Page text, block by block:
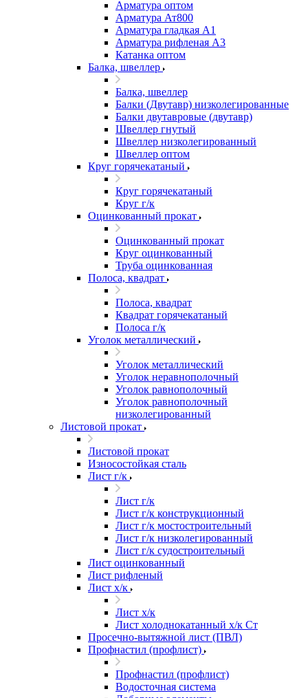
Арматура оптом
Арматура Ат800
Арматура гладкая А1
Арматура рифленая А3
Катанка оптом
Балка, швеллер
Балка, швеллер
Балки (Двутавр) низколегированные
Балки двутавровые (двутавр)
Швеллер гнутый
Швеллер низколегированный
Швеллер оптом
Круг горячекатаный
Круг горячекатаный
Круг г/к
Оцинкованный прокат
Оцинкованный прокат
Круг оцинкованный
Труба оцинкованная
Полоса, квадрат
Полоса, квадрат
Квадрат горячекатаный
Полоса г/к
Уголок металлический
Уголок металлический
Уголок неравнополочный
Уголок равнополочный
Уголок равнополочный
низколегированный
Листовой прокат
Листовой прокат
Износостойкая сталь
Лист г/к
Лист г/к
Лист г/к конструкционный
Лист г/к мостостроительный
Лист г/к низколегированный
Лист г/к судостроительный
Лист оцинкованный
Лист рифленый
Лист х/к
Лист х/к
Лист холоднокатанный х/к Ст
Просечно-вытяжной лист (ПВЛ)
Профнастил (профлист)
Профнастил (профлист)
Водосточная система